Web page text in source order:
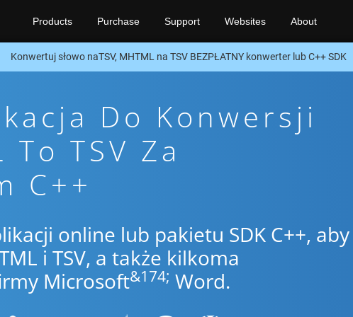
Products Purchase Support Websites About
Konwertuj słowo naTSV, MHTML na TSV BEZPŁATNY konwerter lub C++ SDK
Do Konwersji
TSV Za
C++
online lub pakietu SDK C++, aby
i TSV, a także kilkoma
Microsoft&174; Word.